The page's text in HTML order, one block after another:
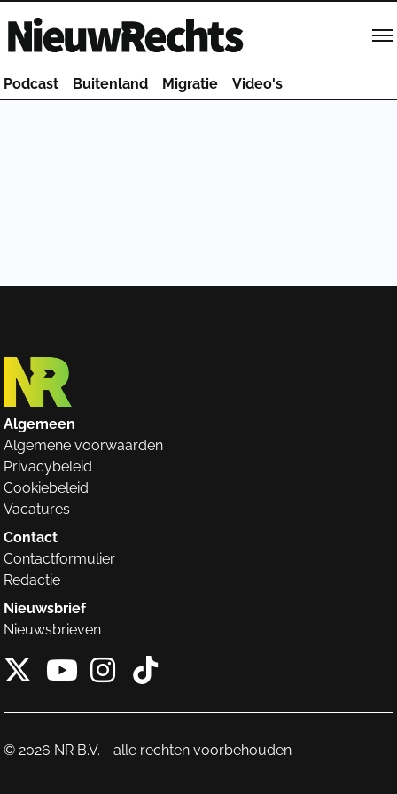
Homepage van NieuwRechts
Podcast Buitenland Migratie Video's
Algemeen
Algemene voorwaarden
Privacybeleid
Cookiebeleid
Vacatures
Contact
Contactformulier
Redactie
Nieuwsbrief
Nieuwsbrieven
X van NieuwRechts
Instagram van
Tiktok van
© 2026 NR B.V. - alle rechten voorbehouden